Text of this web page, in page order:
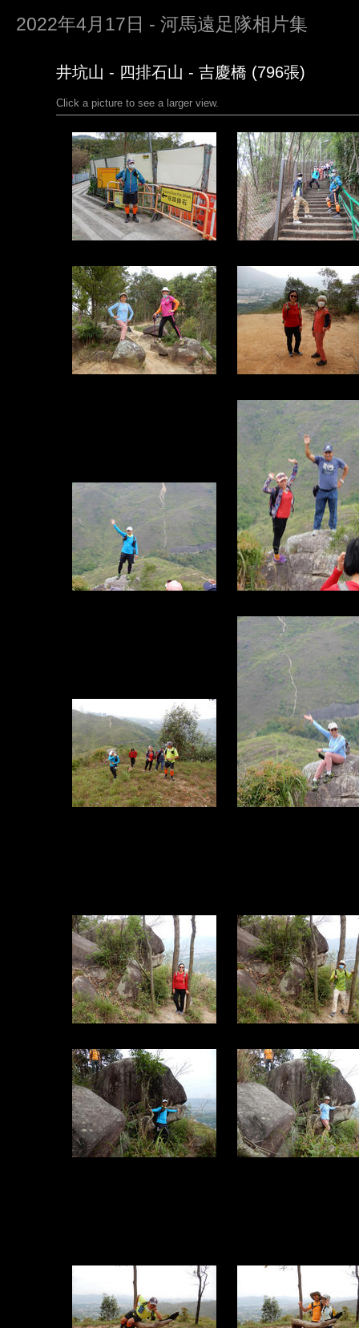
2022年4月17日 - 河馬遠足隊相片集
井坑山 - 四排石山 - 吉慶橋 (796張)
Click a picture to see a larger view.